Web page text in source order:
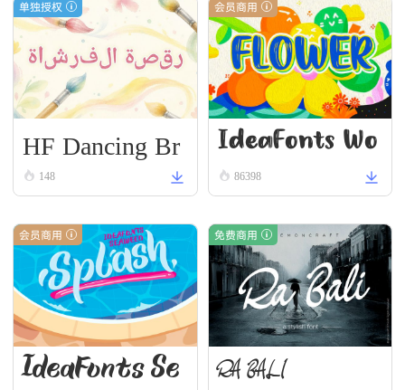
单独授权
HF Dancing Br
ush
148
会员商用
IdeaFonts Wo
odcut
86398
会员商用
IdeaFonts Se
免费商用
RA BALI